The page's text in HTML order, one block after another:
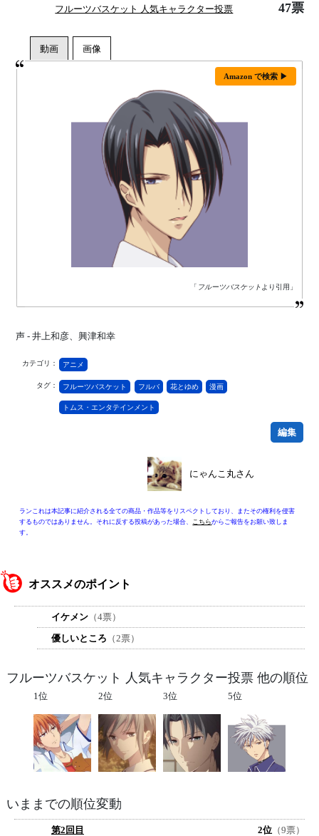
フルーツバスケット 人気キャラクター投票 47票
Amazon で検索 ▶
「 フルーツバスケット より引用」
声 - 井上和彦、興津和幸
カテゴリ： アニメ
タグ： フルーツバスケット フルバ 花とゆめ 漫画
トムス・エンタテインメント
編集
にゃんこ丸さん
ランこれは本記事に紹介される全ての商品・作品等をリスペクトしており、またその権利を侵害
するものではありません。それに反する投稿があった場合、 こちらからご報告をお願い致しま
す。
オススメのポイント
イケメン （4票）
優しいところ （2票）
フルーツバスケット 人気キャラクター投票 他の順位
1位 2位 3位 5位
いままでの順位変動
第2回目 2位 （9票）